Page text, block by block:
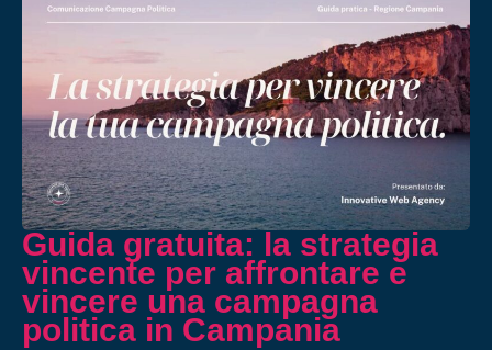
Guida gratuita: la strategia
vincente per affrontare e
vincere una campagna
politica in Campania